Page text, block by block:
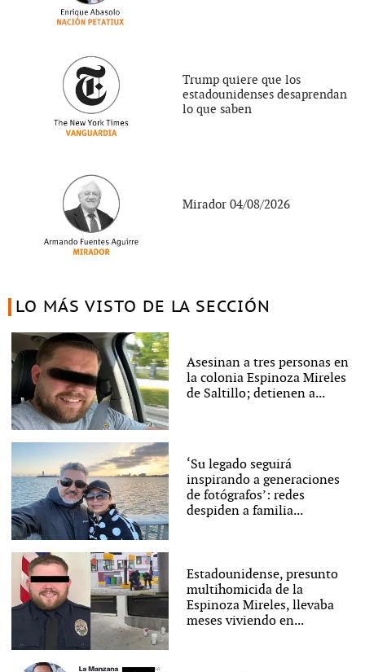
Trump quiere que los
estadounidenses desaprendan
lo que saben
Mirador 04/08/2026
LO MÁS VISTO DE LA SECCIÓN
Asesinan a tres personas en
la colonia Espinoza Mireles
de Saltillo; detienen a...
‘Su legado seguirá
inspirando a generaciones
de fotógrafos’: redes
despiden a familia...
Estadounidense, presunto
multihomicida de la
Espinoza Mireles, llevaba
meses viviendo en...